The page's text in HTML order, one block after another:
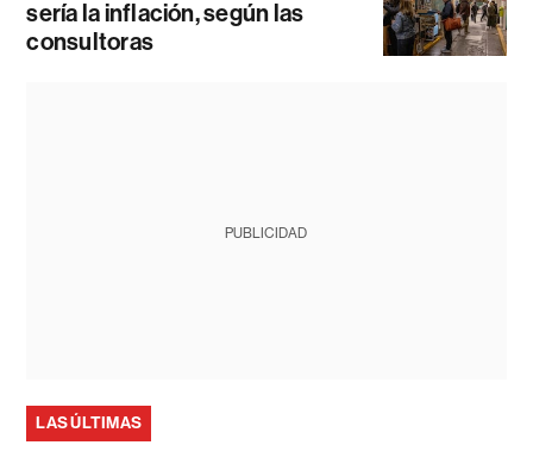
sería la inflación, según las
consultoras
PUBLICIDAD
LAS ÚLTIMAS